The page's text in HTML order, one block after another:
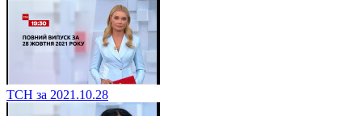
ТСН за 2021.10.28